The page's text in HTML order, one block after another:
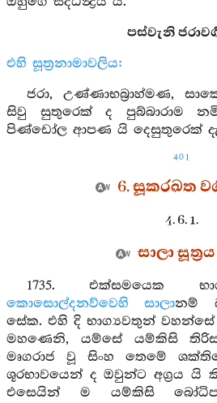
පස්වැනි
එහි සූත්‍රනාමාවලිය:
ජරා, උණ්ණාභබ්‍රාහ්මණ,
සිවු සුතුරෙක් ද පුබ්බාරාම
පිණ්ඩෝල ආපණ යි දෙසුතුරෙක්
401
6. සූකරඛත
4. 6. 1.
සාලා සූත්‍රය
1735. එක්සමයෙක
කොසොල්දනව්වෙහි
සාලානම්
සේක. එහි දි භාග්‍යවතුන්
මහණෙනි, යම්සේ යම්කිසි
මෘගරාජ වූ සිංහ තෙමේ
ශූරභාවයෙන් ද ඔවුන්ට අග්‍රය
එසෙයින් ම යම්කිසි